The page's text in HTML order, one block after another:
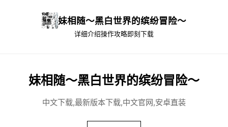
妹相随～黑白世界的缤纷冒险～
详细介绍操作攻略即刻下载
妹相随～黑白世界的缤纷冒险～
中文下载,最新版本下载,中文官网,安卓直装